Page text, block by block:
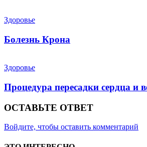
Здоровье
Болезнь Крона
Здоровье
Процедура пересадки сердца и
ОСТАВЬТЕ ОТВЕТ
Войдите, чтобы оставить комментарий